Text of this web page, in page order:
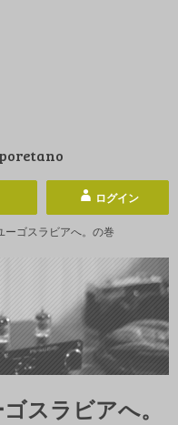
ログイン
ーゴスラビアへ。の巻
スラビアへ。